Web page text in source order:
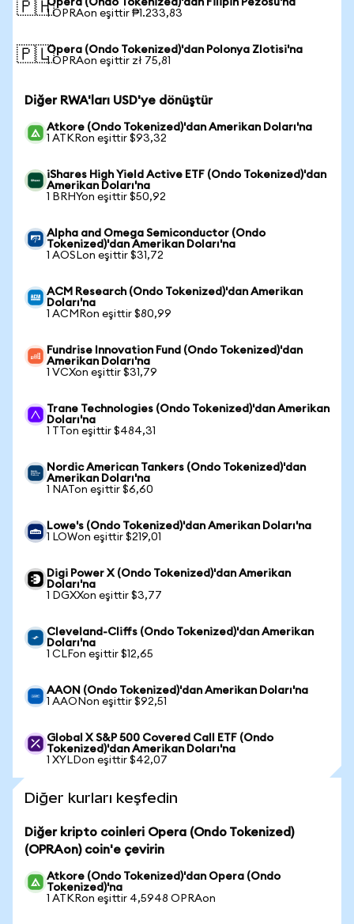
🇵🇭Opera (Ondo Tokenized)'dan Filipin Pezosu'na
1 OPRAon eşittir ₱1.233,83
🇵🇱Opera (Ondo Tokenized)'dan Polonya Zlotisi'na
1 OPRAon eşittir zł 75,81
Diğer RWA'ları USD'ye dönüştür
Atkore (Ondo Tokenized)'dan Amerikan Doları'na
1 ATKRon eşittir $93,32
iShares High Yield Active ETF (Ondo Tokenized)'dan
Amerikan Doları'na
1 BRHYon eşittir $50,92
Alpha and Omega Semiconductor (Ondo
Tokenized)'dan Amerikan Doları'na
1 AOSLon eşittir $31,72
ACM Research (Ondo Tokenized)'dan Amerikan
Doları'na
1 ACMRon eşittir $80,99
Fundrise Innovation Fund (Ondo Tokenized)'dan
Amerikan Doları'na
1 VCXon eşittir $31,79
Trane Technologies (Ondo Tokenized)'dan Amerikan
Doları'na
1 TTon eşittir $484,31
Nordic American Tankers (Ondo Tokenized)'dan
Amerikan Doları'na
1 NATon eşittir $6,60
Lowe's (Ondo Tokenized)'dan Amerikan Doları'na
1 LOWon eşittir $219,01
Digi Power X (Ondo Tokenized)'dan Amerikan
Doları'na
1 DGXXon eşittir $3,77
Cleveland-Cliffs (Ondo Tokenized)'dan Amerikan
Doları'na
1 CLFon eşittir $12,65
AAON (Ondo Tokenized)'dan Amerikan Doları'na
1 AAONon eşittir $92,51
Global X S&P 500 Covered Call ETF (Ondo
Tokenized)'dan Amerikan Doları'na
1 XYLDon eşittir $42,07
Diğer kurları keşfedin
Diğer kripto coinleri Opera (Ondo Tokenized)
(OPRAon) coin'e çevirin
Atkore (Ondo Tokenized)'dan Opera (Ondo
Tokenized)'na
1 ATKRon eşittir 4,5948 OPRAon